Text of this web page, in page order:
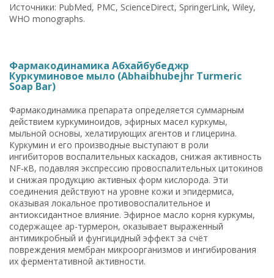
Источники: PubMed, PMC, ScienceDirect, SpringerLink, Wiley,
WHO monographs.
Фармакодинамика Абхайбубеджр
Куркуминовое мыло (Abhaibhubejhr Turmeric
Soap Bar)
Фармакодинамика препарата определяется суммарным
действием куркуминоидов, эфирных масел куркумы,
мыльной основы, хелатирующих агентов и глицерина.
Куркумин и его производные выступают в роли
ингибиторов воспалительных каскадов, снижая активность
NF-κB, подавляя экспрессию провоспалительных цитокинов
и снижая продукцию активных форм кислорода. Эти
соединения действуют на уровне кожи и эпидермиса,
оказывая локальное противовоспалительное и
антиоксидантное влияние. Эфирное масло корня куркумы,
содержащее ар-турмерон, оказывает выраженный
антимикробный и фунгицидный эффект за счёт
повреждения мембран микроорганизмов и ингибирования
их ферментативной активности.